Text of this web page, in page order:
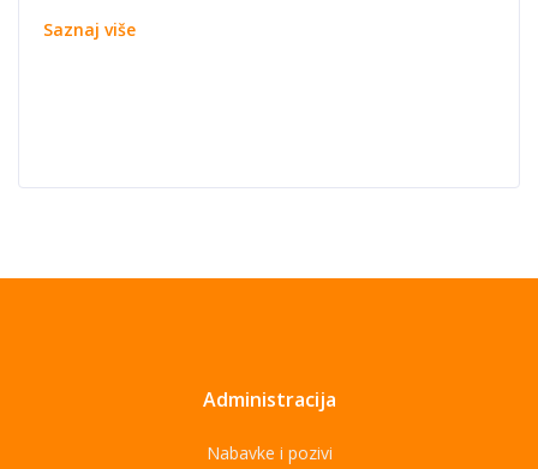
Saznaj više
Administracija
Nabavke i pozivi